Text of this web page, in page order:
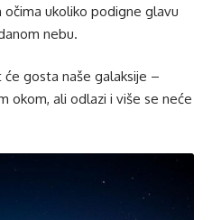
ukoliko podigne glavu
nebu.
gosta naše galaksije –
okom, ali odlazi i više se neće